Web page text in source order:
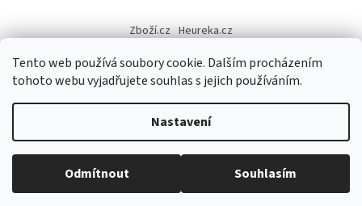
Tento web používá soubory cookie. Dalším procházením
tohoto webu vyjadřujete souhlas s jejich používáním.
Nastavení
Odmítnout Souhlasím
p
Zboží.cz Heureka.cz
Copyright 2026Výtvarné potřeby - hedvábí.cz. Všechna práva
vyhrazena.
Upravit nastavení cookies